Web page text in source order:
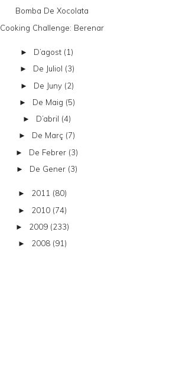
Bomba De Xocolata
Cooking Challenge: Berenar
► D’agost (1)
► De Juliol (3)
► De Juny (2)
► De Maig (5)
► D’abril (4)
► De Març (7)
► De Febrer (3)
► De Gener (3)
► 2011 (80)
► 2010 (74)
► 2009 (233)
► 2008 (91)